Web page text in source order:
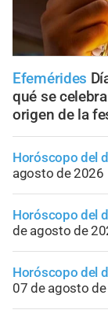
Efemérides
qué se
origen de la
Horóscopo del
agosto de 2026
Horóscopo del
de agosto de
Horóscopo del
07 de agosto